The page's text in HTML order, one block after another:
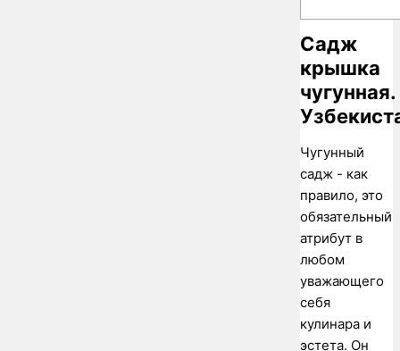
Садж
крышка
чугунная.
Чугунный
садж - как
правило, это
обязательный
атрибут в
любом
уважающего
себя
кулинара и
эстета. Он